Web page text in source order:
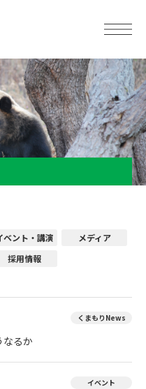
ベント・講演
メディア
採用情報
くまもりNews
なるか
イベント